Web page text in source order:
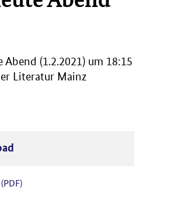
(1.2.2021) um 18:15
Literatur Mainz